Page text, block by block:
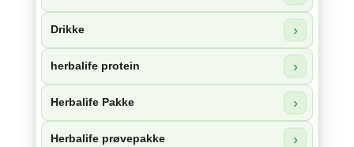
Drikke
herbalife protein
Herbalife Pakke
Herbalife prøvepakke